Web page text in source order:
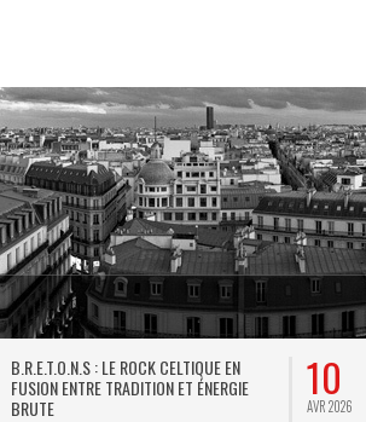
B.R.E.T.O.N.S : LE ROCK CELTIQUE EN
FUSION ENTRE TRADITION ET ÉNERGIE
BRUTE
10
AVR 2026